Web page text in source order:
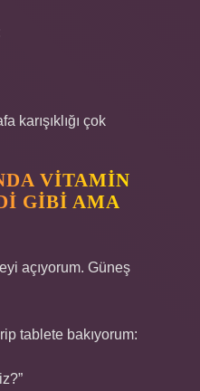
karışıklığı çok
VITAMIN
GIBI AMA
açıyorum. Güneş
tablete bakıyorum: